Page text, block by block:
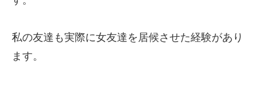
私の友達も実際に女友達を居候させた経験があり
ます。